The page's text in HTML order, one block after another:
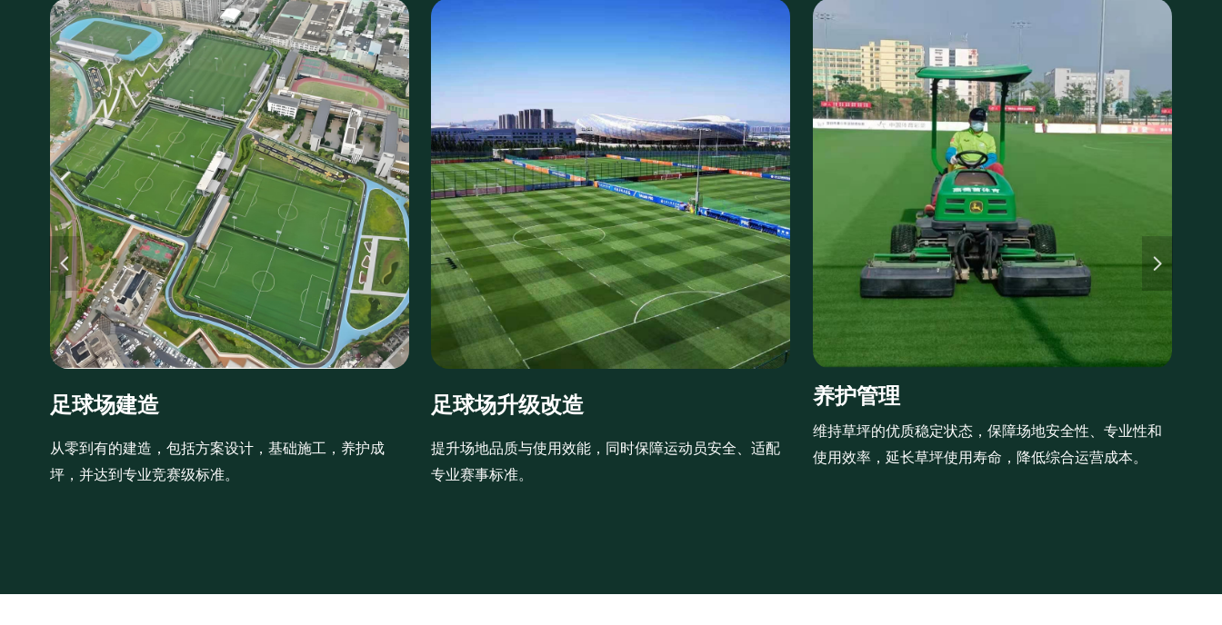
足球场建造
从零到有的建造，包括方案设计，基础施工，养护成
坪，并达到专业竞赛级标准。
足球场升级改造
提升场地品质与使用效能，同时保障运动员安全、适配
专业赛事标准。
养护管理
维持草坪的优质稳定状态，保障场地安全性、专业性和
使用效率，延长草坪使用寿命，降低综合运营成本。
넳 넲